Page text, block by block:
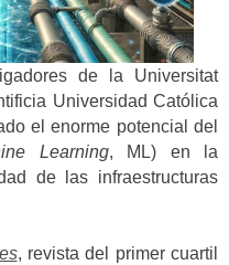
de la Universitat
Universidad Católica
el enorme potencial del
Learning, ML) en la
de las infraestructuras
, revista del primer cuartil